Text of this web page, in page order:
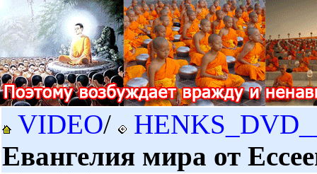
VIDEO/
Евангелия мира от